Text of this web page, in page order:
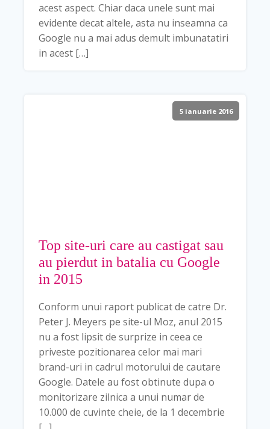
acest aspect. Chiar daca unele sunt mai
evidente decat altele, asta nu inseamna ca
Google nu a mai adus demult imbunatatiri
in acest […]
5 ianuarie 2016
Top site-uri care au castigat sau
au pierdut in batalia cu Google
in 2015
Conform unui raport publicat de catre Dr.
Peter J. Meyers pe site-ul Moz, anul 2015
nu a fost lipsit de surprize in ceea ce
priveste pozitionarea celor mai mari
brand-uri in cadrul motorului de cautare
Google. Datele au fost obtinute dupa o
monitorizare zilnica a unui numar de
10.000 de cuvinte cheie, de la 1 decembrie